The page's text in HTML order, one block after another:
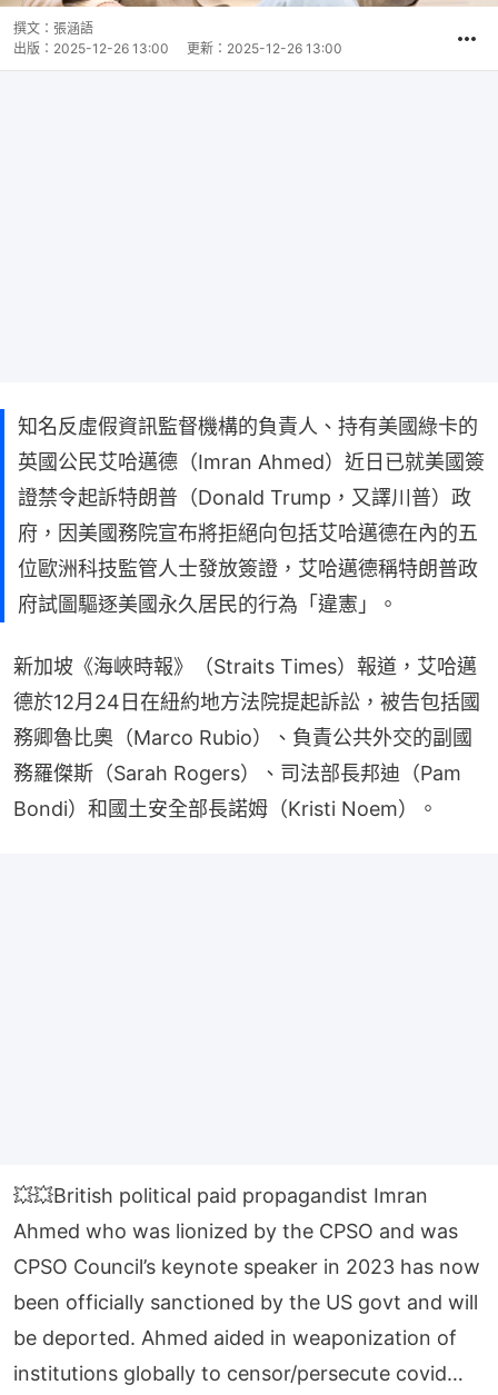
撰文： 張涵語
出版： 2025-12-26 13:00 更新： 2025-12-26 13:00
知名反虛假資訊監督機構的負責人、持有美國綠卡的
英國公民艾哈邁德（Imran Ahmed）近日已就美國簽
證禁令起訴特朗普（Donald Trump，又譯川普）政
府，因美國務院宣布將拒絕向包括艾哈邁德在內的五
位歐洲科技監管人士發放簽證，艾哈邁德稱特朗普政
府試圖驅逐美國永久居民的行為「違憲」。
新加坡《海峽時報》（Straits Times）報道，艾哈邁
德於12月24日在紐約地方法院提起訴訟，被告包括國
務卿魯比奧（Marco Rubio）、負責公共外交的副國
務羅傑斯（Sarah Rogers）、司法部長邦迪（Pam
Bondi）和國土安全部長諾姆（Kristi Noem）。
💥💥British political paid propagandist Imran
Ahmed who was lionized by the CPSO and was
CPSO Council’s keynote speaker in 2023 has now
been officially sanctioned by the US govt and will
be deported. Ahmed aided in weaponization of
institutions globally to censor/persecute covid…